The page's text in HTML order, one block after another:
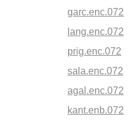
garc.enc.072
lang.enc.072
prig.enc.072
sala.enc.072
agal.enc.072
kant.enb.072